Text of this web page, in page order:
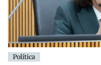
Política